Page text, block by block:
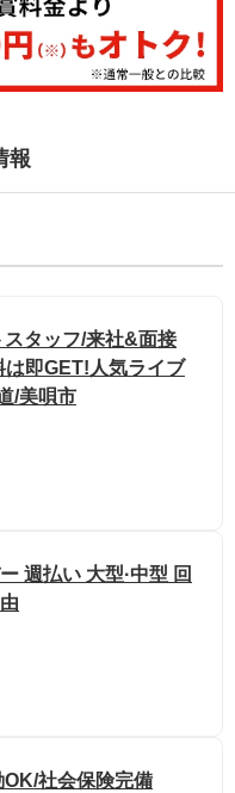
報
タッフ/来社&面接
即GET!人気ライブ
/美唄市
週払い 大型·中型 回
OK/社会保険完備